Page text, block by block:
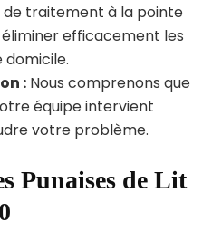
de traitement à la pointe
efficacement les
domicile.
: Nous comprenons que
équipe intervient
votre problème.
Punaises de Lit